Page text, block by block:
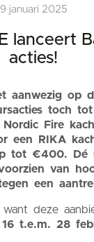
9 januari 2025
lanceert
acties!
aanwezig op
toch
Nordic Fire
een RIKA
tot €400. Dé
van
een
deze
t.e.m. 28